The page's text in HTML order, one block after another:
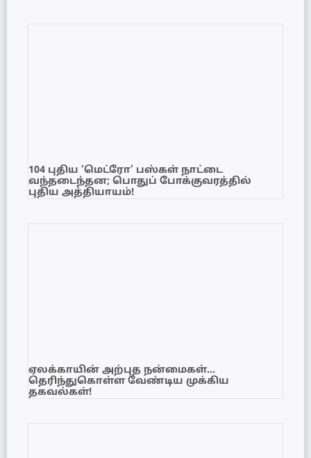
104 புதிய ‘மெட்ரோ’ பஸ்கள் நாட்டை
வந்தடைந்தன; பொதுப் போக்குவரத்தில்
புதிய அத்தியாயம்!
ஏலக்காயின் அற்புத நன்மைகள்…
தெரிந்துகொள்ள வேண்டிய முக்கிய
தகவல்கள்!